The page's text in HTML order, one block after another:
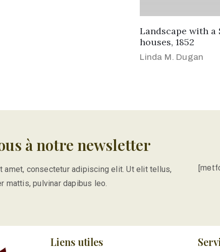
Landscape with a
houses, 1852
Linda M. Dugan
à notre newsletter
amet, consectetur adipiscing elit. Ut elit tellus,
mattis, pulvinar dapibus leo.
Liens utiles